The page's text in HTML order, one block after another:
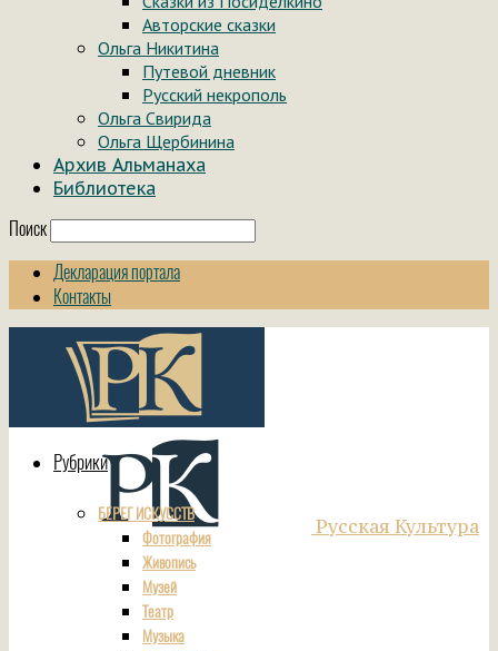
Авторские сказки
Ольга Никитина
Путевой дневник
Русский некрополь
Ольга Свирида
Ольга Щербинина
Архив Альманаха
Библиотека
Поиск
Декларация портала
Контакты
Русская Культура
Рубрики
БЕРЕГ ИСКУССТВ
Фотография
Живопись
Музей
Театр
Музыка